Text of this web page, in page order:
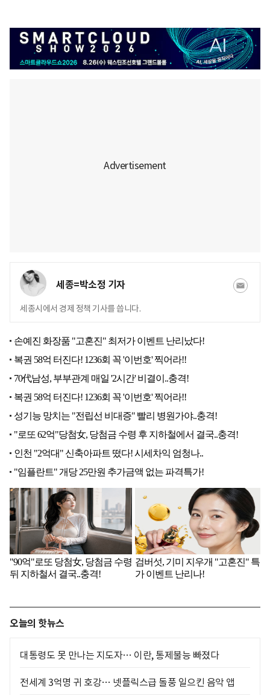
세종=박소정 기자
세종시에서 경제 정책 기사를 씁니다.
오늘의 핫뉴스
대통령도 못 만나는 지도자… 이란, 통제불능 빠졌다
전세계 3억명 귀 호강… 넷플릭스급 돌풍 일으킨 음악 앱